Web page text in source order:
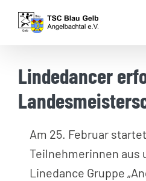
Zum
Inhalt
Lindedancer
Am 25. Februar
Teilnehmerinnen aus
Linedance Gruppe